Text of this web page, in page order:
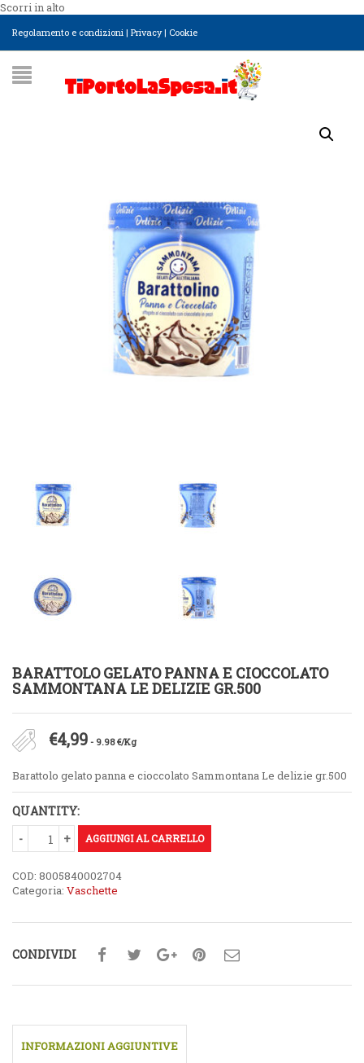
Scorri in alto
Regolamento e condizioni | Privacy| Cookie
BARATTOLO GELATO PANNA E CIOCCOLATO
SAMMONTANA LE DELIZIE GR.500
€4,99 - 9.98 €/Kg
Barattolo gelato panna e cioccolato Sammontana Le delizie gr.500
QUANTITY:
AGGIUNGI AL CARRELLO
COD: 8005840002704
Categoria: Vaschette
CONDIVIDI
INFORMAZIONI AGGIUNTIVE